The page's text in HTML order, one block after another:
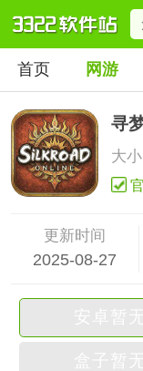
首页 网游
寻
大小
更新时间
2025-08-27